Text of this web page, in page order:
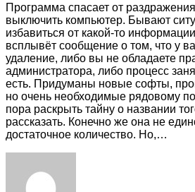
Программа спасает от
выключить компьютер. Бывают
избавиться от какой-то
всплывёт сообщение о том, что у
удаление, либо вы не обладаете
администратора, либо процесс
есть. Придуманы новые софты,
но очень необходимые рядовому
пора раскрыть тайну о названии
рассказать. Конечно же она не
достаточное количество. Но,…